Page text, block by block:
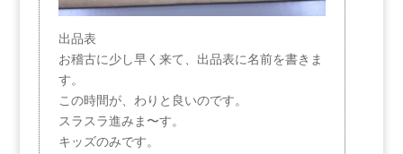
出品表
お稽古に少し早く来て、出品表に名前を書きま
す。
この時間が、わりと良いのです。
スラスラ進みま〜す。
キッズのみです。